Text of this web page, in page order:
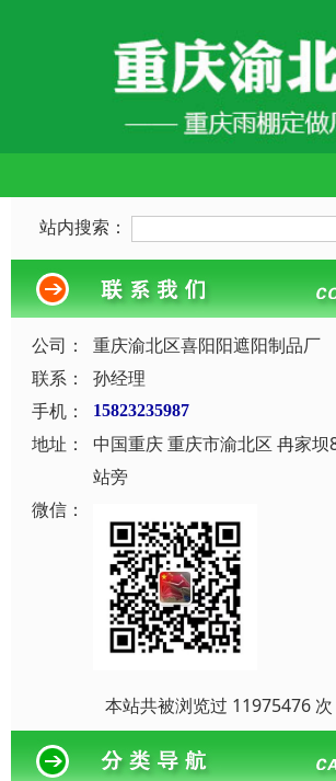
站内搜索：
公司：
重庆渝北区喜阳阳遮阳制品厂
联系：
孙经理
手机：
15823235987
地址：
中国重庆 重庆市渝北区 冉家坝
站旁
微信：
本站共被浏览过 11975476 次